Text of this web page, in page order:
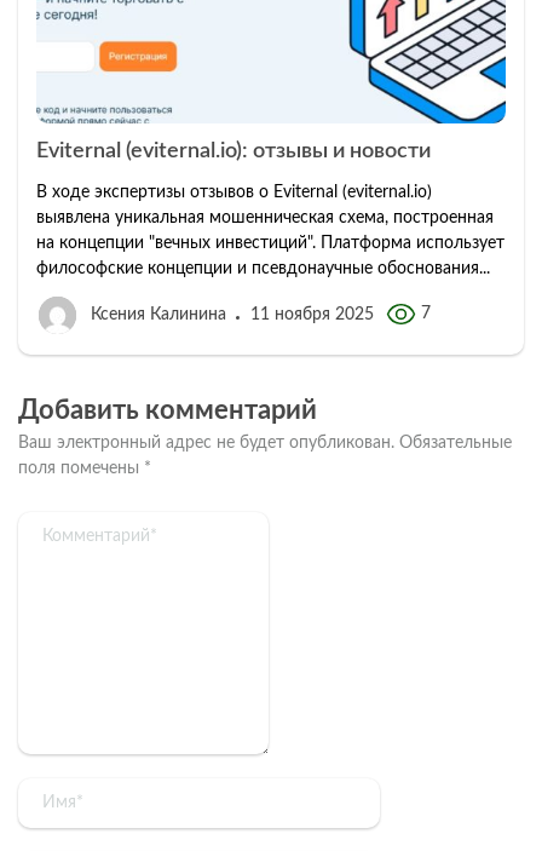
Eviternal (eviternal.io): отзывы и новости
В ходе экспертизы отзывов о Eviternal (eviternal.io)
выявлена уникальная мошенническая схема, построенная
на концепции "вечных инвестиций". Платформа использует
философские концепции и псевдонаучные обоснования...
Ксения Калинина 11 ноября 2025 7
Добавить комментарий
Ваш электронный адрес не будет опубликован. Обязательные
поля помечены *